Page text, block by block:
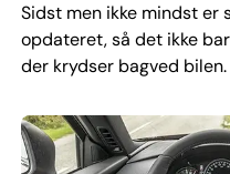
Sidst men ikke mindst er
opdateret, så det ikke
der krydser bagved